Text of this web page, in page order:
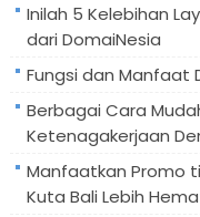
Inilah 5 Kelebihan
dari DomaiNesia
Fungsi dan Manfaat
Berbagai Cara
Ketenagakerjaan
Manfaatkan Promo
Kuta Bali Lebih